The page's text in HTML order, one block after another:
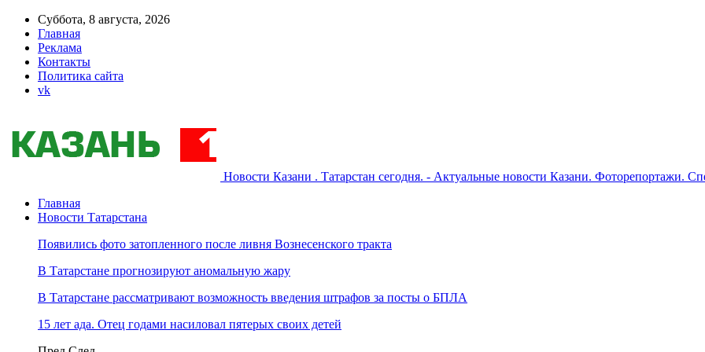
Суббота, 8 августа, 2026
Главная
Реклама
Контакты
Политика сайта
vk
Новости Казани . Татарстан сегодня. - Актуальные новости Казани. Фоторепортажи.
Главная
Новости Татарстана
Появились фото затопленного после ливня Вознесенского тракта
В Татарстане прогнозируют аномальную жару
В Татарстане рассматривают возможность введения штрафов за посты о БПЛА
15 лет ада. Отец годами насиловал пятерых своих детей